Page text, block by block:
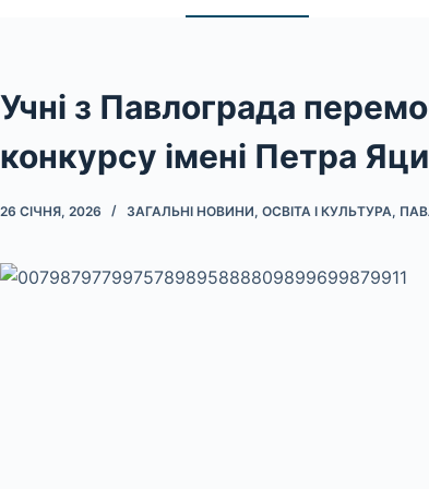
Учні з Павлограда
конкурсу імені Петра
26 СІЧНЯ, 2026 ЗАГАЛЬНІ НОВИНИ, ОСВІТА І КУЛЬТУРА,